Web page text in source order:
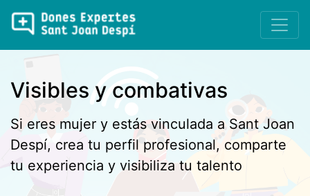
Visibles y combativas
Si eres mujer y estás vinculada a Sant Joan
Despí, crea tu perfil profesional, comparte
tu experiencia y visibiliza tu talento